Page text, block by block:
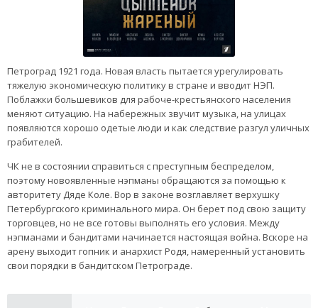
Петроград 1921 года. Новая власть пытается урегулировать
тяжелую экономическую политику в стране и вводит НЭП.
Поблажки большевиков для рабоче-крестьянского населения
меняют ситуацию. На набережных звучит музыка, на улицах
появляются хорошо одетые люди и как следствие разгул уличных
грабителей.
ЧК не в состоянии справиться с преступным беспределом,
поэтому новоявленные нэпманы обращаются за помощью к
авторитету Дяде Коле. Вор в законе возглавляет верхушку
Петербургского криминального мира. Он берет под свою защиту
торговцев, но не все готовы выполнять его условия. Между
нэпманами и бандитами начинается настоящая война. Вскоре на
арену выходит гопник и анархист Родя, намеренный установить
свои порядки в бандитском Петрограде.